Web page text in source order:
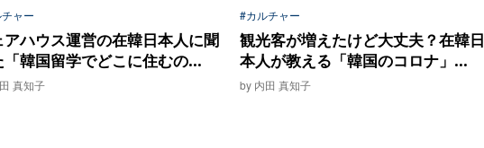
ャー
アハウス運営の在韓日本人に聞
「韓国留学でどこに住むの...
真知子
#カルチャー
観光客が増えたけど大丈夫？在韓日
本人が教える「韓国のコロナ」...
by 内田 真知子